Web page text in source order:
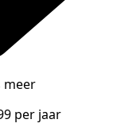
meer
per jaar